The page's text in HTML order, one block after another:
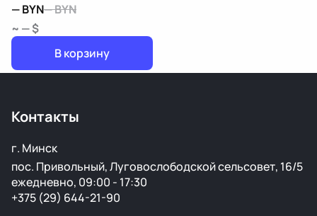
—BYN—BYN
~ — $
В корзину
Контакты
г. Минск
пос. Привольный, Луговослободской сельсовет, 16/5
ежедневно, 09:00 - 17:30
+375 (29) 644-21-90